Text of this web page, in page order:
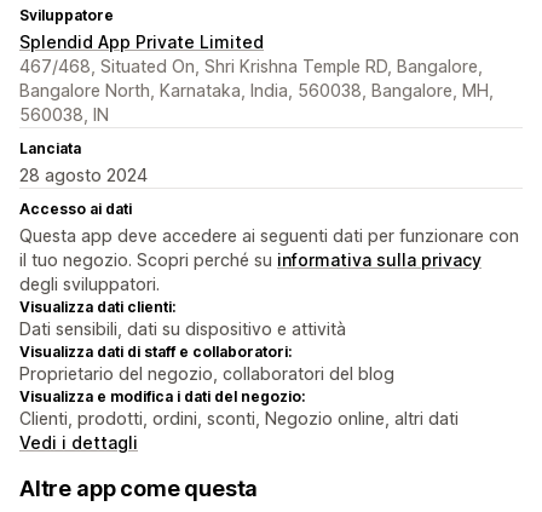
Sviluppatore
Splendid App Private Limited
467/468, Situated On, Shri Krishna Temple RD, Bangalore,
Bangalore North, Karnataka, India, 560038, Bangalore, MH,
560038, IN
Lanciata
28 agosto 2024
Accesso ai dati
Questa app deve accedere ai seguenti dati per funzionare con
il tuo negozio. Scopri perché su informativa sulla privacy
degli sviluppatori.
Visualizza dati clienti:
Dati sensibili, dati su dispositivo e attività
Visualizza dati di staff e collaboratori:
Proprietario del negozio, collaboratori del blog
Visualizza e modifica i dati del negozio:
Clienti, prodotti, ordini, sconti, Negozio online, altri dati
Vedi i dettagli
Altre app come questa